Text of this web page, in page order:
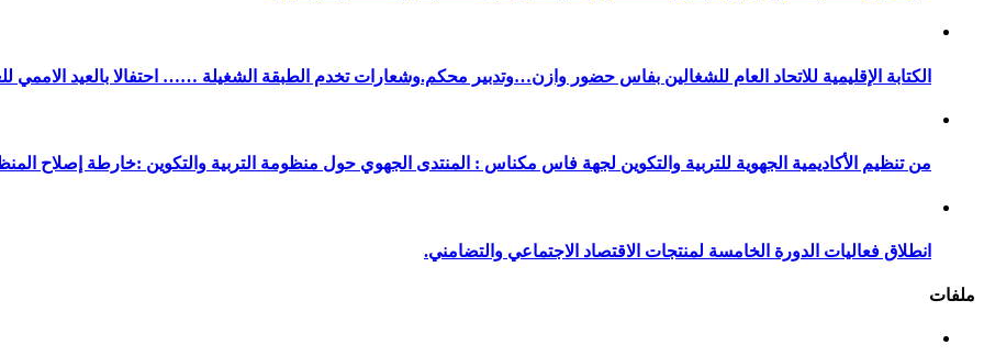
الكتابة الإقليمية للاتحاد العام للشغالين بفاس حضور وازن…وتدبير محكم.وشعارات تخدم الطبقة الشغيلة …… احتفالا بالعيد الاممي
من تنظيم الأكاديمية الجهوية للتربية والتكوين لجهة فاس مكناس : المنتدى الجهوي حول منظومة التربية والتكوين :خارطة إصلاح
انطلاق فعاليات الدورة الخامسة لمنتجات الاقتصاد الاجتماعي والتضامني.
ملفات